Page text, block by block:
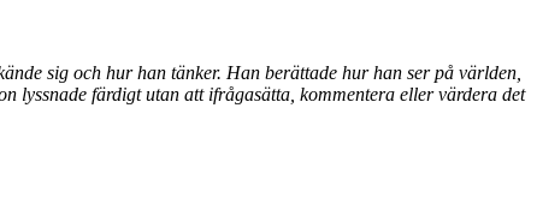
sig och hur han tänker. Han berättade hur han ser på världen,
lyssnade färdigt utan att ifrågasätta, kommentera eller värdera det